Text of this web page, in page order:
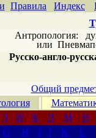
Правила Индекс
Антропология:
или
Русско-англо-
Общий
З И К Л М
Н
G H I J K
L